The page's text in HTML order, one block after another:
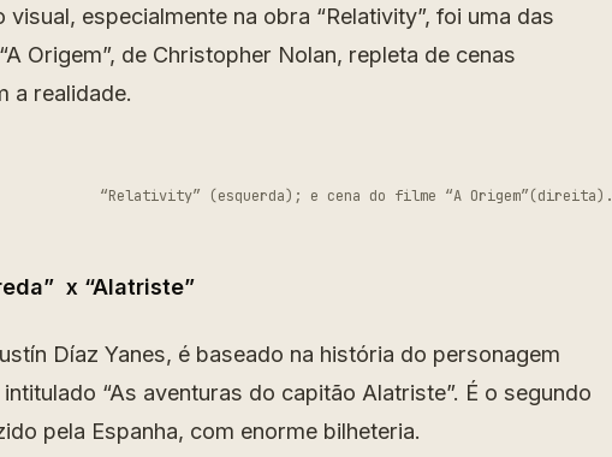
visual, especialmente na obra “Relativity”, foi uma das
Origem”, de Christopher Nolan, repleta de cenas
a realidade.
“Relativity” (esquerda); e cena do filme “A Origem”(direita).
x “Alatriste”
Díaz Yanes, é baseado na história do personagem
“As aventuras do capitão Alatriste”. É o segundo
pela Espanha, com enorme bilheteria.